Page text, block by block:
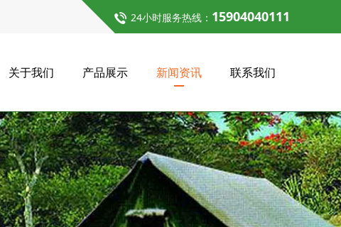
24小时服务热线： 15904040111
关于我们 产品展示 新闻资讯 联系我们